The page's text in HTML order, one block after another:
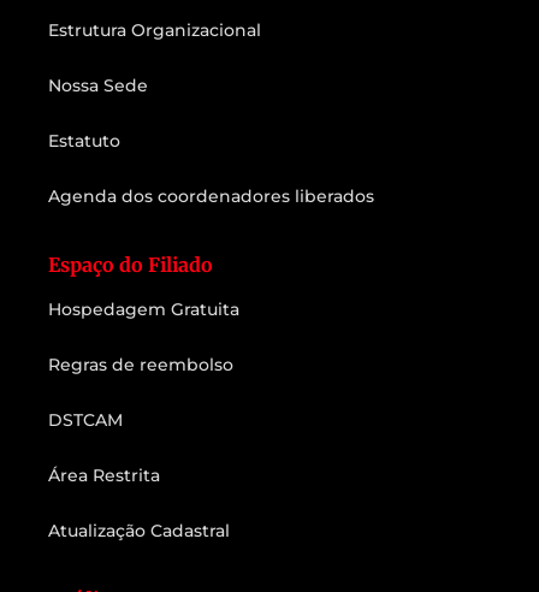
Estrutura Organizacional
Nossa Sede
Estatuto
Agenda dos coordenadores liberados
Espaço do Filiado
Hospedagem Gratuita
Regras de reembolso
DSTCAM
Área Restrita
Atualização Cadastral